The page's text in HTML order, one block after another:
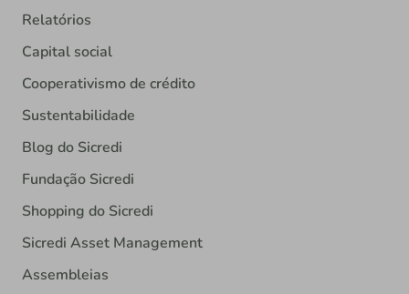
Relatórios
Capital social
Cooperativismo de crédito
Sustentabilidade
Blog do Sicredi
Fundação Sicredi
Shopping do Sicredi
Sicredi Asset Management
Assembleias